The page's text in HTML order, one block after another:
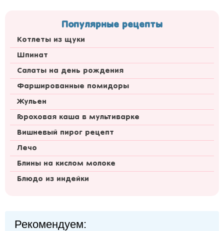
Популярные рецепты
Котлеты из щуки
Шпинат
Салаты на день рождения
Фаршированные помидоры
Жульен
Гороховая каша в мультиварке
Вишневый пирог рецепт
Лечо
Блины на кислом молоке
Блюдо из индейки
Рекомендуем: